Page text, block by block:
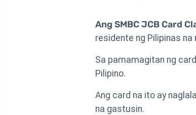
Ang SMBC JCB Card
residente ng Pilipinas na
Sa pamamagitan ng
Pilipino.
Ang card na ito ay
na gastusin.